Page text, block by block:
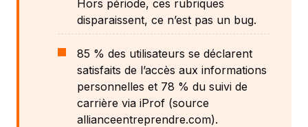
Hors période, ces rubriques
disparaissent, ce n’est pas un bug.
85 % des utilisateurs se déclarent
satisfaits de l’accès aux informations
personnelles et 78 % du suivi de
carrière via iProf (source
allianceentreprendre.com).